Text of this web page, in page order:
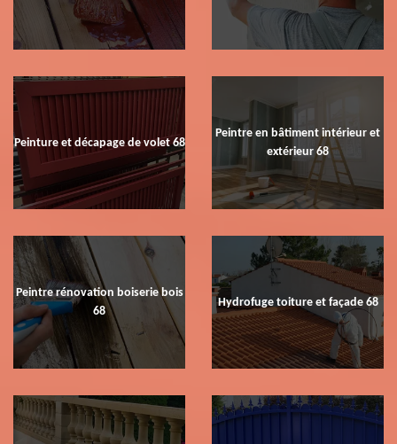
Peinture et décapage de volet 68
Peintre en bâtiment intérieur et
extérieur 68
Peintre rénovation boiserie bois
68
Hydrofuge toiture et façade 68